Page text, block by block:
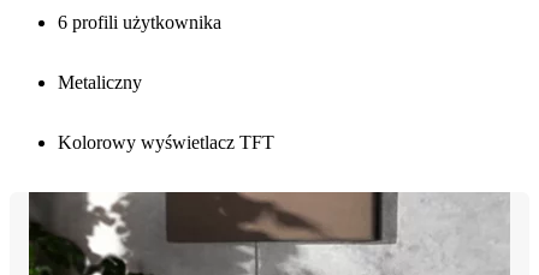
6 profili użytkownika
Metaliczny
Kolorowy wyświetlacz TFT